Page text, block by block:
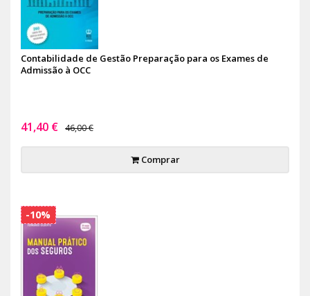
Contabilidade de Gestão Preparação para os Exames de
Admissão à OCC
41,40 € 46,00 €
Comprar
-10%